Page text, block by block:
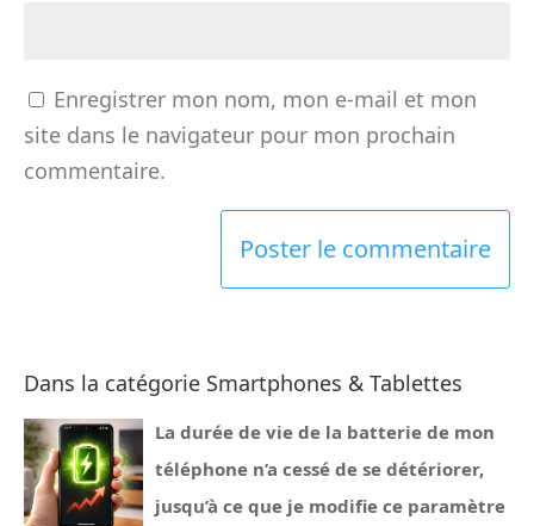
Enregistrer mon nom, mon e-mail et mon
site dans le navigateur pour mon prochain
commentaire.
Dans la catégorie Smartphones & Tablettes
La durée de vie de la batterie de mon
téléphone n’a cessé de se détériorer,
jusqu’à ce que je modifie ce paramètre